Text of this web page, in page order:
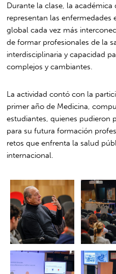
Durante la clase, la
representan las enfermedades
global cada vez más
de formar profesionales de la
interdisciplinaria y capacidad
complejos y cambiantes.
La actividad contó con la
primer año de Medicina,
estudiantes, quienes pudieron
para su futura formación
retos que enfrenta la salud
internacional.